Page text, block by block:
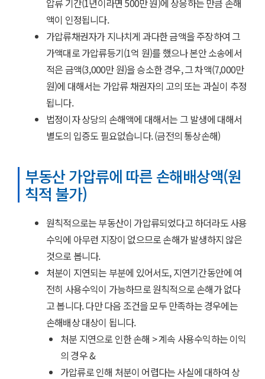
압류 기간(1년이라면 500만 원)에 상응하는 만큼 손해
액이 인정됩니다.
가압류채권자가 지나치게 과다한 금액을 주장하여 그
가액대로 가압류등기(1억 원)를 했으나 본안 소송에서
적은 금액(3,000만 원)을 승소한 경우, 그 차액(7,000만
원)에 대해서는 가압류 채권자의 고의 또는 과실이 추정
됩니다.
법정이자 상당의 손해액에 대해서는 그 발생에 대해서
별도의 입증도 필요없습니다. (금전의 통상손해)
부동산 가압류에 따른 손해배상액(원
칙적 불가)
원칙적으로는 부동산이 가압류되었다고 하더라도 사용
수익에 아무런 지장이 없으므로 손해가 발생하지 않은
것으로 봅니다.
처분이 지연되는 부분에 있어서도, 지연기간동안에 여
전히 사용수익이 가능하므로 원칙적으로 손해가 없다
고 봅니다. 다만 다음 조건을 모두 만족하는 경우에는
손해배상 대상이 됩니다.
처분 지연으로 인한 손해 > 계속 사용수익하는 이익
의 경우 &
가압류로 인해 처분이 어렵다는 사실에 대하여 상